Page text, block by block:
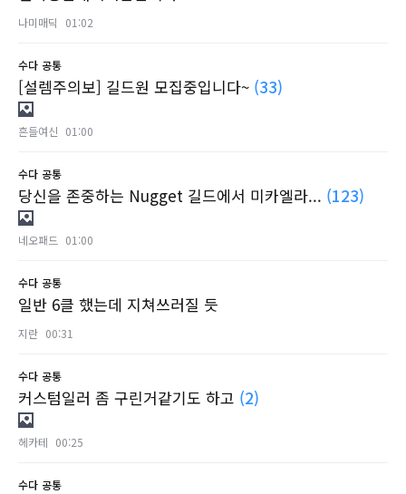
나미매딕 01:02
수다 공통
[설렘주의보] 길드원 모집중입니다~ (33)
흔들여신 01:00
수다 공통
당신을 존중하는 Nugget 길드에서 미카엘라... (123)
네오패드 01:00
수다 공통
일반 6클 했는데 지쳐쓰러질 듯
지란 00:31
수다 공통
커스텀일러 좀 구린거같기도 하고 (2)
헤카테 00:25
수다 공통